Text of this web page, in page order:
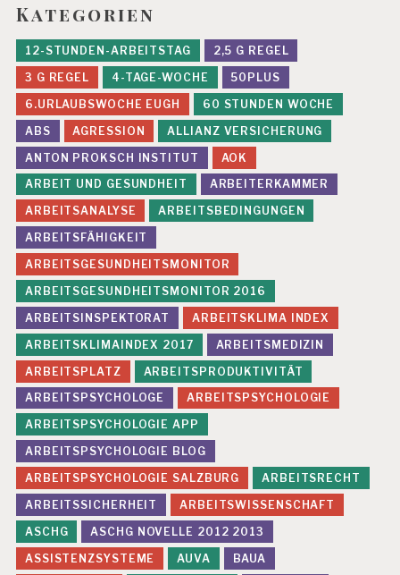
N
E
N
F
E
H
L
Z
EI
T
E
N
H
Ä
U
FI
G
K
EI
T
D
E
R
E
V
A
L
U
IE
R
U
Kategorien
12-STUNDEN-ARBEITSTAG
2,5 G REGEL
3 G REGEL
4-TAGE-WOCHE
50PLUS
6.URLAUBSWOCHE EUGH
60 STUNDEN WOCHE
ABS
AGRESSION
ALLIANZ VERSICHERUNG
ANTON PROKSCH INSTITUT
AOK
ARBEIT UND GESUNDHEIT
ARBEITERKAMMER
ARBEITSANALYSE
ARBEITSBEDINGUNGEN
ARBEITSFÄHIGKEIT
ARBEITSGESUNDHEITSMONITOR
ARBEITSGESUNDHEITSMONITOR 2016
ARBEITSINSPEKTORAT
ARBEITSKLIMA INDEX
ARBEITSKLIMAINDEX 2017
ARBEITSMEDIZIN
ARBEITSPLATZ
ARBEITSPRODUKTIVITÄT
ARBEITSPSYCHOLOGE
ARBEITSPSYCHOLOGIE
ARBEITSPSYCHOLOGIE APP
ARBEITSPSYCHOLOGIE BLOG
ARBEITSPSYCHOLOGIE SALZBURG
ARBEITSRECHT
ARBEITSSICHERHEIT
ARBEITSWISSENSCHAFT
ASCHG
ASCHG NOVELLE 2012 2013
ASSISTENZSYSTEME
AUVA
BAUA